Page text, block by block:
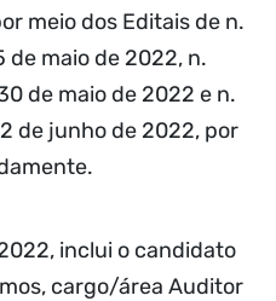
meio dos Editais de n.
de maio de 2022, n.
de maio de 2022 e n.
de junho de 2022, por
inclui o candidato
cargo/área Auditor